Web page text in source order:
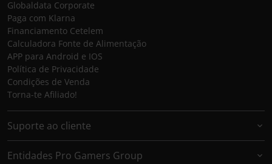
Globaldata Corporate
Paga com Klarna
Financiamento Cetelem
Calculadora Fonte de Alimentação
APP para Android e IOS
Política de Privacidade
Condições de Venda
Torna-te Afiliado!
Suporte ao cliente
Entidades Pro Gamers Group